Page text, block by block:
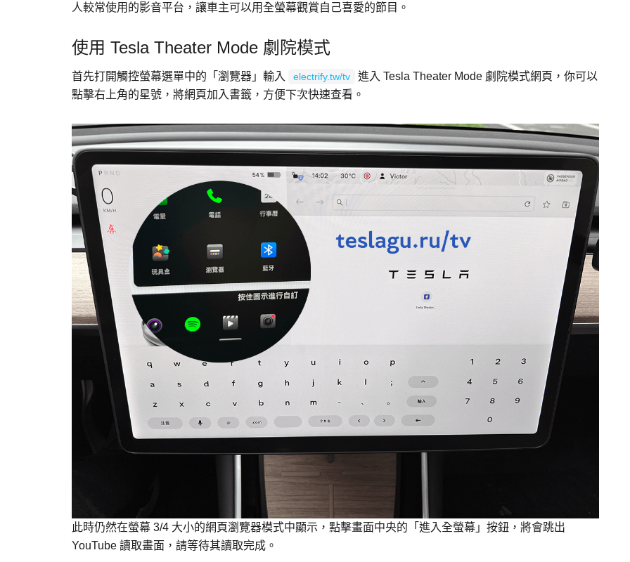
人較常使用的影音平台，讓車主可以用全螢幕觀賞自己喜愛的節目。
使用 Tesla Theater Mode 劇院模式
首先打開觸控螢幕選單中的「瀏覽器」輸入 electrify.tw/tv
進入 Tesla Theater Mode 劇院模式網頁，你可以
點擊右上角的星號，將網頁加入書籤，方便下次快速查看。
此時仍然在螢幕 3/4 大小的網頁瀏覽器模式中顯示，點擊畫面中央的「進入全螢幕」按鈕，將會跳出
YouTube 讀取畫面，請等待其讀取完成。